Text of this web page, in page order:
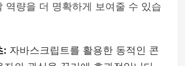
역량을 더 명확하게 보여줄 수 있습
: 자바스크립트를 활용한 동적인 콘